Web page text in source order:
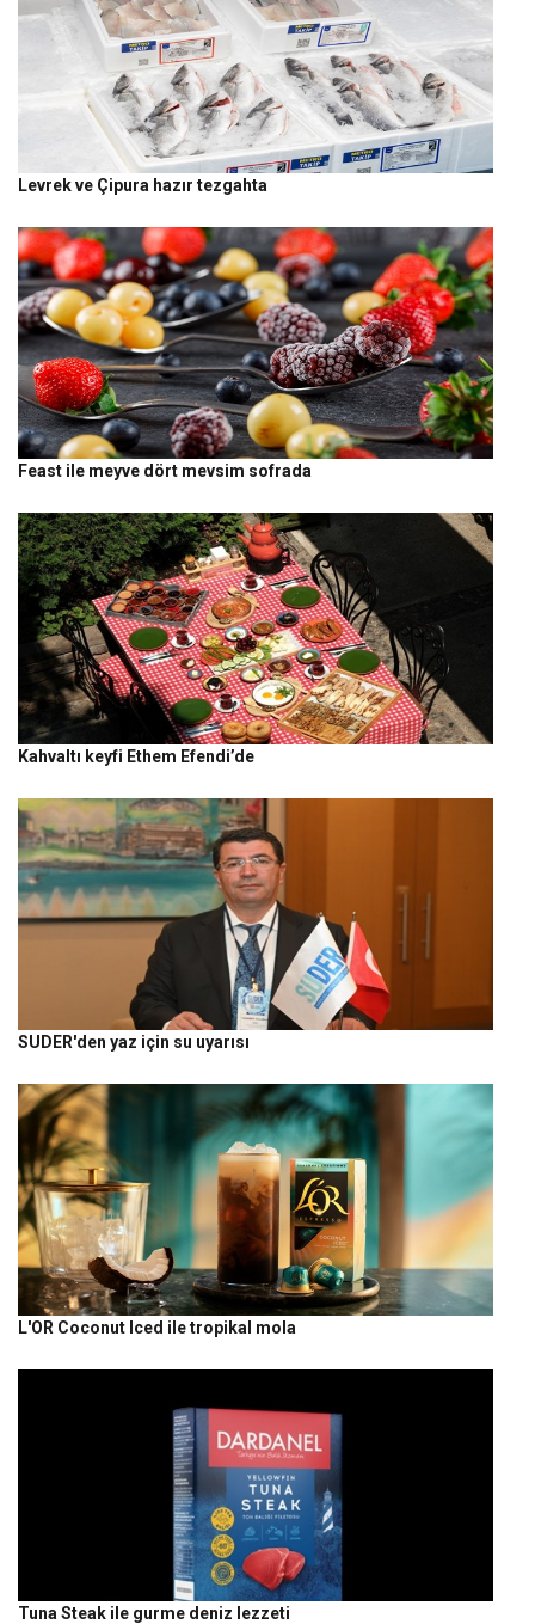
Levrek ve Çipura hazır tezgahta
Feast ile meyve dört mevsim sofrada
Kahvaltı keyfi Ethem Efendi’de
SUDER'den yaz için su uyarısı
L'OR Coconut Iced ile tropikal mola
Tuna Steak ile gurme deniz lezzeti